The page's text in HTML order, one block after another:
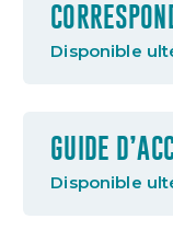
- BUS
Disponible
GUIDE
Disponible